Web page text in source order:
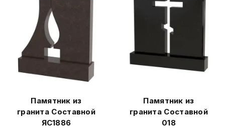
Памятник из
гранита Составной
ЯС1886
Памятник из
гранита Составной
018